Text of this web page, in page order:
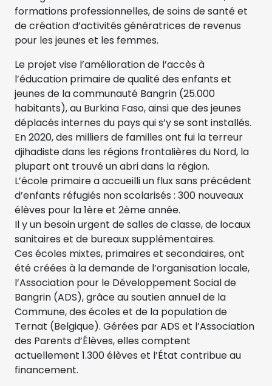
formations professionnelles, de soins de santé et
de création d’activités génératrices de revenus
pour les jeunes et les femmes.
Le projet vise l’amélioration de l’accès à
l’éducation primaire de qualité des enfants et
jeunes de la communauté Bangrin (25.000
habitants), au Burkina Faso, ainsi que des jeunes
déplacés internes du pays qui s’y se sont installés.
En 2020, des milliers de familles ont fui la terreur
djihadiste dans les régions frontalières du Nord, la
plupart ont trouvé un abri dans la région.
L’école primaire a accueilli un flux sans précédent
d’enfants réfugiés non scolarisés : 300 nouveaux
élèves pour la 1ère et 2ème année.
Il y un besoin urgent de salles de classe, de locaux
sanitaires et de bureaux supplémentaires.
Ces écoles mixtes, primaires et secondaires, ont
été créées à la demande de l’organisation locale,
l’Association pour le Développement Social de
Bangrin (ADS), grâce au soutien annuel de la
Commune, des écoles et de la population de
Ternat (Belgique). Gérées par ADS et l’Association
des Parents d’Élèves, elles comptent
actuellement 1.300 élèves et l’État contribue au
financement.